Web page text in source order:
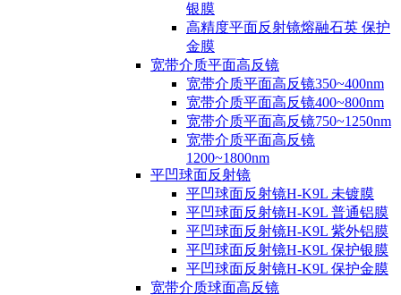
银膜
高精度平面反射镜熔融石英 保护
金膜
宽带介质平面高反镜
宽带介质平面高反镜350~400nm
宽带介质平面高反镜400~800nm
宽带介质平面高反镜750~1250nm
宽带介质平面高反镜
1200~1800nm
平凹球面反射镜
平凹球面反射镜H-K9L 未镀膜
平凹球面反射镜H-K9L 普通铝膜
平凹球面反射镜H-K9L 紫外铝膜
平凹球面反射镜H-K9L 保护银膜
平凹球面反射镜H-K9L 保护金膜
宽带介质球面高反镜